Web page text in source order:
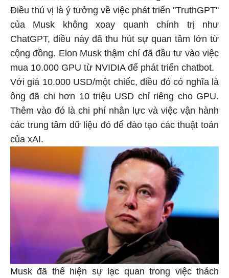
Điều thú vị là ý tưởng về việc phát triển "TruthGPT"
của Musk không xoay quanh chính trị như
ChatGPT, điều này đã thu hút sự quan tâm lớn từ
cộng đồng. Elon Musk thậm chí đã đầu tư vào việc
mua 10.000 GPU từ NVIDIA để phát triển chatbot.
Với giá 10.000 USD/một chiếc, điều đó có nghĩa là
ông đã chi hơn 10 triệu USD chỉ riêng cho GPU.
Thêm vào đó là chi phí nhân lực và việc vận hành
các trung tâm dữ liệu đó để đào tạo các thuật toán
của xAI.
Musk đã thể hiện sự lạc quan trong việc thách